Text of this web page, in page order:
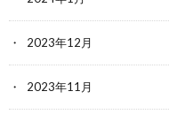
2023年12月
2023年11月